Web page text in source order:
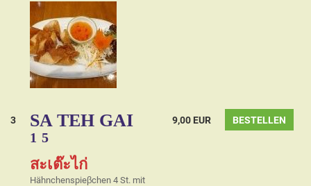
3 SA TEH GAI
1 5
สะเต๊ะไก่
Hähnchenspieβchen 4 St. mit
9,00 EUR BESTELLEN